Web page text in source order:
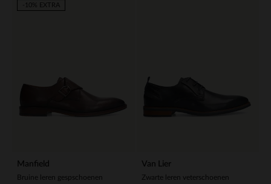
Manfield
Bruine leren gespschoenen
-10% EXTRA
Van Lier
Zwarte leren veterschoenen